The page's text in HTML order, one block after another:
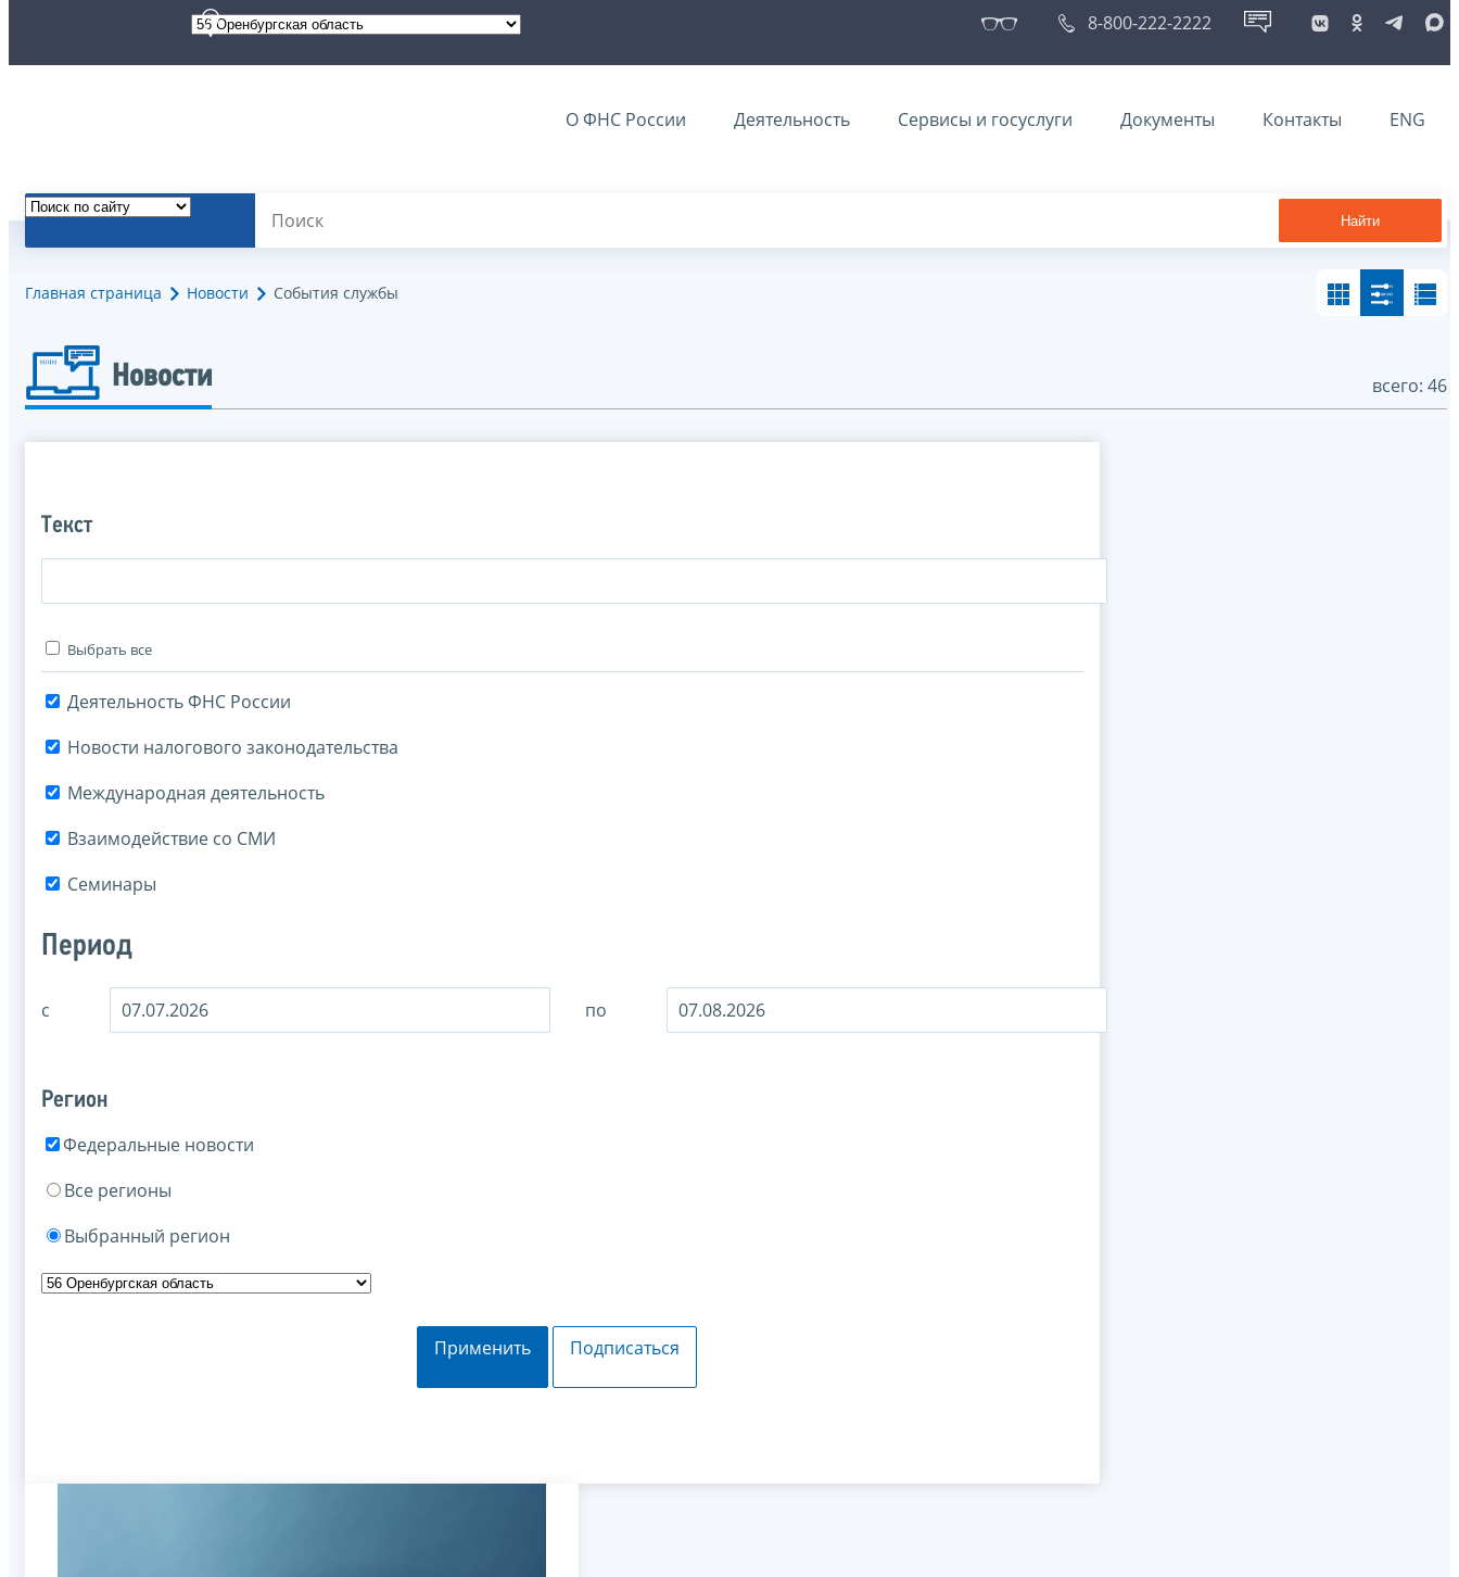
8-800-222-2222
О ФНС России Деятельность Сервисы и госуслуги Документы Контакты ENG
Найти
Главная страница Новости События службы
Новости всего: 46
Текст
Выбрать все
Деятельность ФНС России
Новости налогового законодательства
Международная деятельность
Взаимодействие со СМИ
Семинары
Период
с по
Регион
Федеральные новости
Все регионы
Выбранный регион
Применить Подписаться